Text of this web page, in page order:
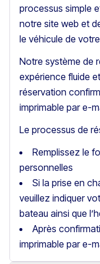
processus simple
notre site web et
le véhicule de
Notre système de
expérience fluide
réservation
imprimable par e-
Le processus de
Remplissez le
personnelles
Si la prise en
veuillez indiquer
bateau ainsi que
Après
imprimable par e-